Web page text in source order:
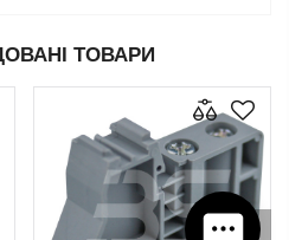
ТОВАРИ